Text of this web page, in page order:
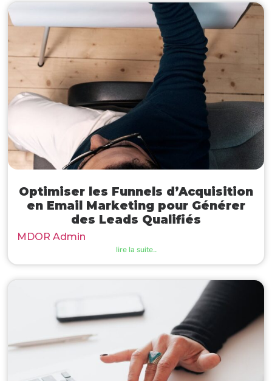
Optimiser les Funnels d’Acquisition
en Email Marketing pour Générer
des Leads Qualifiés
MDOR Admin
lire la suite..